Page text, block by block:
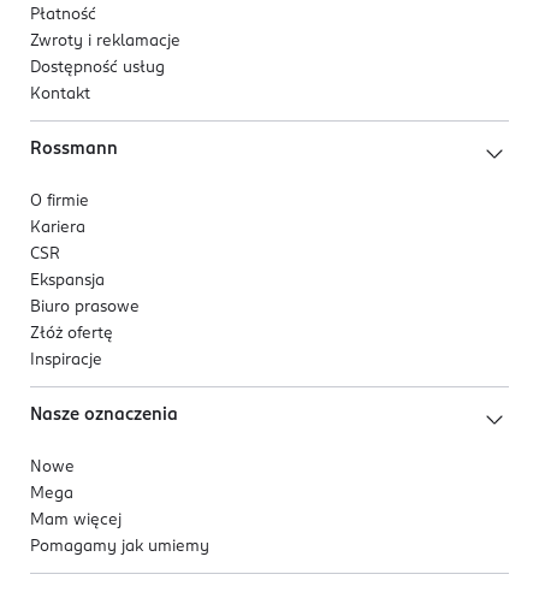
Płatność
Zwroty i reklamacje
Dostępność usług
Kontakt
Rossmann
O firmie
Kariera
CSR
Ekspansja
Biuro prasowe
Złóż ofertę
Inspiracje
Nasze oznaczenia
Nowe
Mega
Mam więcej
Pomagamy jak umiemy